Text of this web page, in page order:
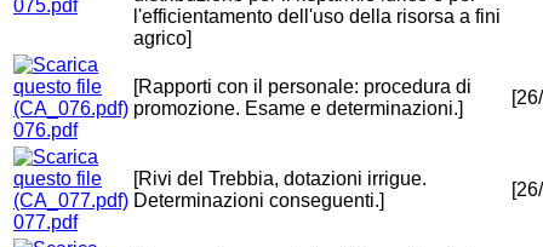
075.pdf
l'efficientamento dell'uso della risorsa a fini
agrico]
076.pdf
[Rapporti con il personale: procedura di
promozione. Esame e determinazioni.]
077.pdf
[Rivi del Trebbia, dotazioni irrigue.
Determinazioni conseguenti.]